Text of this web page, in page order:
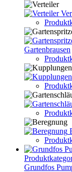
Gartenbrausen
Grundfos